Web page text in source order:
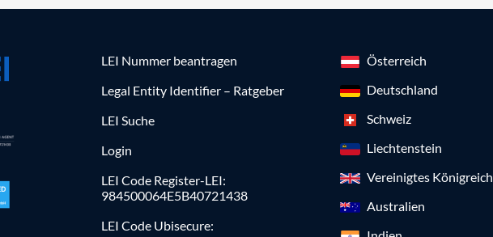
LEI Nummer beantragen
Legal Entity Identifier – Ratgeber
LEI Suche
Login
LEI Code Register-LEI:
984500064E5B40721438
LEI Code Ubisecure:
Österreich
Deutschland
Schweiz
Liechtenstein
Vereinigtes Königreich
Australien